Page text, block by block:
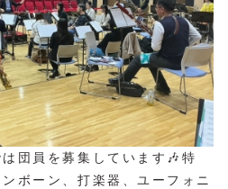
団員を募集しています🎶特
ボーン、打楽器、ユーフォニ